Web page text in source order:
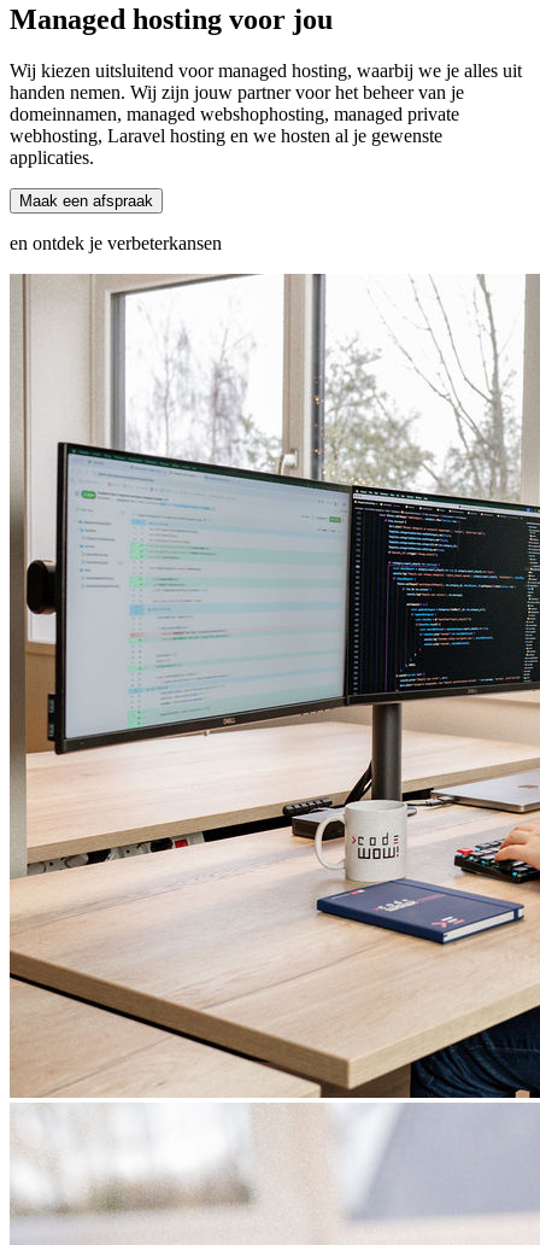
Managed hosting voor jou
Wij kiezen uitsluitend voor managed hosting, waarbij we je alles uit
handen nemen. Wij zijn jouw partner voor het beheer van je
domeinnamen, managed webshophosting, managed private
webhosting, Laravel hosting en we hosten al je gewenste
applicaties.
Maak een afspraak
en ontdek je verbeterkansen